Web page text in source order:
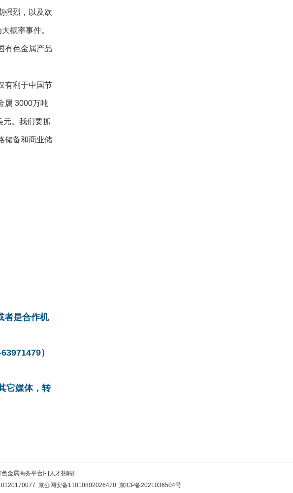
强烈，以及欧
概率事件。
有色金属产品
有利于中国节
属 3000万吨
元。我们要抓
储备和商业储
者是合作机
）
它媒体，转
色金属商务平台]- [人才招聘]
京公网安备11010802026470 京ICP备2021036504号